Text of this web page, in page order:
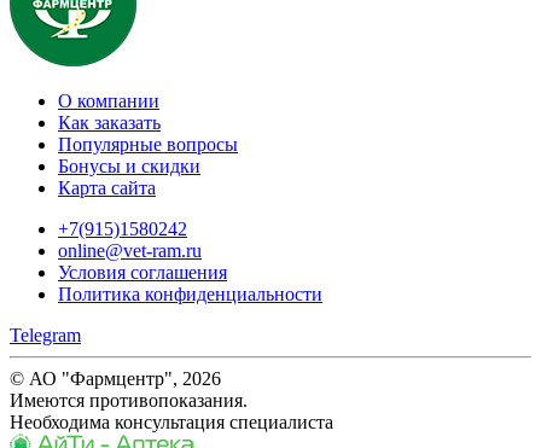
О компании
Как заказать
Популярные вопросы
Бонусы и скидки
Карта сайта
+7(915)1580242
online@vet-ram.ru
Условия соглашения
Политика конфиденциальности
Telegram
© АО "Фармцентр", 2026
Имеются противопоказания.
Необходима консультация специалиста